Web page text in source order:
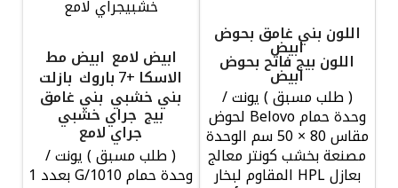
اللون بني غامق بحوض
ابيض
اللون بيج فاتح بحوض
ابيض
( طلب مسبق ) يونت /
وحدة حمام Belovo لحوض
مقاس 80 × 50 سم الوحدة
مصنعة بخشب كونتر معالج
بعازل HPL المقاوم لبخار
خشبيجراي لامع
ابيض لامع ابيض مط
الاسكا +7 باروك بازلت
بني خشبي بني غامق
بيج جراي خشبي
جراي لامع
( طلب مسبق ) يونت /
وحدة حمام G/1010 بعدد 1